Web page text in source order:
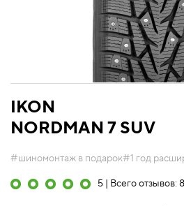
IKON
NORDMAN 7 SUV
#шиномонтаж в подарок#1 год
5 | Всего отзывов: